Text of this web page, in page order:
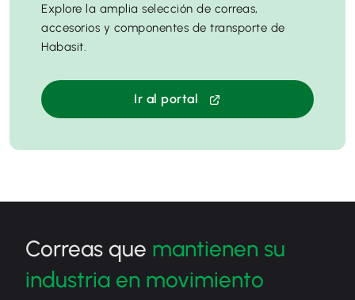
Explore la amplia selección de correas,
accesorios y componentes de transporte de
Habasit.
Ir al portal
Correas que mantienen su
industria en movimiento